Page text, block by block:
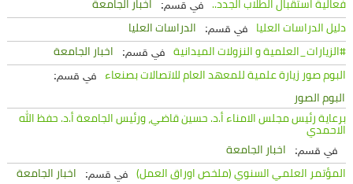
في قسم:
دليل الدراسات العليا
في قسم:
الدراسات العليا
#الزيارات_العلمية و النزولات الميدانية
في قسم:
اخبار الجامعة
البوم صور زيارة علمية للمعهد العام للاتصالات بصنعاء
في قسم:
البوم الصور
برعاية رئيس مجلس الامناء أ.د. حسين قاضي، ورئيس الجامعة أ.د. حفظ الله
الاحمدي
في قسم:
اخبار الجامعة
المؤتمر العلمي السنوي (ملخص اوراق العمل)
في قسم:
اخبار الجامعة